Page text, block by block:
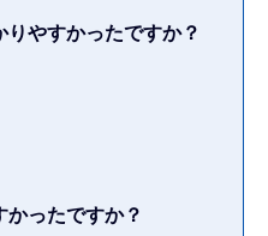
りやすかったですか？
かったですか？